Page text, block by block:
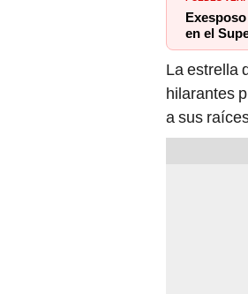
en el
La estrella
hilarantes
a sus